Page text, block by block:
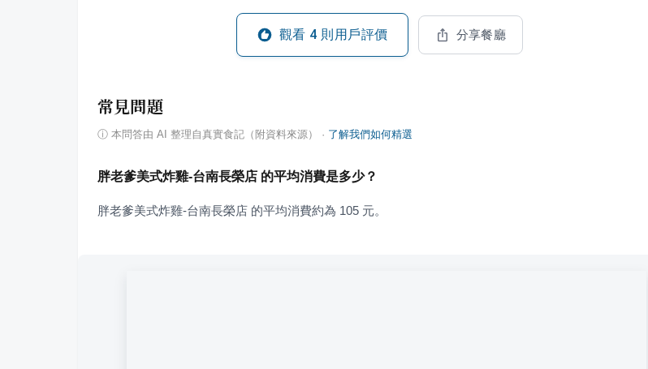
觀看 4 則用戶評價 分享餐廳
常見問題
ⓘ 本問答由 AI 整理自真實食記（附資料來源） · 了解我們如何精選
胖老爹美式炸雞-台南長榮店 的平均消費是多少？
胖老爹美式炸雞-台南長榮店 的平均消費約為 105 元。